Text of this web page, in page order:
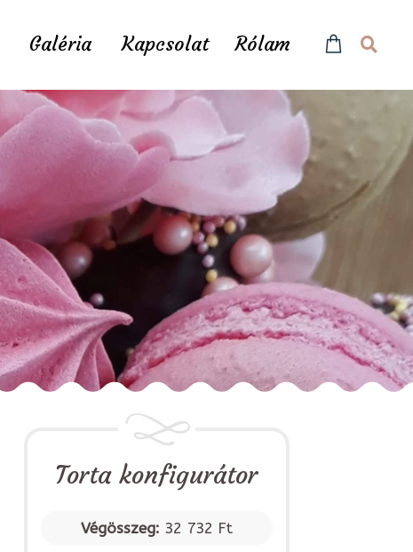
Galéria Kapcsolat Rólam
Torta konfigurátor
Végösszeg: 32 732 Ft